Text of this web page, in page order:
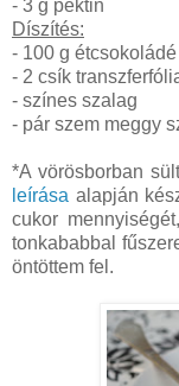
- 3 g pektin
Díszítés:
- 100 g étcsokoládé
- 2 csík
- színes szalag
- pár szem meggy
*A vörösborban
leírása alapján
cukor
tonkababbal
öntöttem fel.